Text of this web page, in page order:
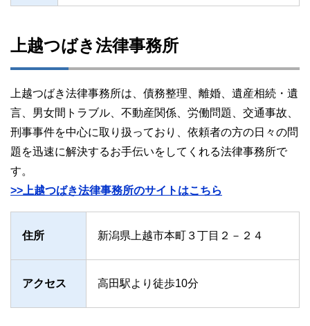
上越つばき法律事務所
上越つばき法律事務所は、債務整理、離婚、遺産相続・遺
言、男女間トラブル、不動産関係、労働問題、交通事故、
刑事事件を中心に取り扱っており、依頼者の方の日々の問
題を迅速に解決するお手伝いをしてくれる法律事務所で
す。
>>上越つばき法律事務所のサイトはこちら
住所 新潟県上越市本町３丁目２－２４
アクセス 高田駅より徒歩10分